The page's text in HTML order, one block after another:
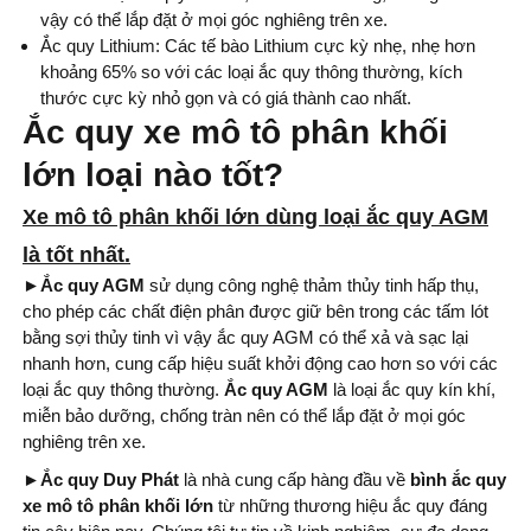
vậy có thể lắp đặt ở mọi góc nghiêng trên xe.
Ắc quy Lithium: Các tế bào Lithium cực kỳ nhẹ, nhẹ hơn
khoảng 65% so với các loại ắc quy thông thường, kích
thước cực kỳ nhỏ gọn và có giá thành cao nhất.
Ắc quy xe mô tô phân khối
lớn loại nào tốt?
Xe mô tô phân khối lớn dùng loại ắc quy AGM
là tốt nhất.
►Ắc quy AGM sử dụng công nghệ thảm thủy tinh hấp thụ,
cho phép các chất điện phân được giữ bên trong các tấm lót
bằng sợi thủy tinh vì vậy ắc quy AGM có thể xả và sạc lại
nhanh hơn, cung cấp hiệu suất khởi động cao hơn so với các
loại ắc quy thông thường. Ắc quy AGM là loại ắc quy kín khí,
miễn bảo dưỡng, chống tràn nên có thể lắp đặt ở mọi góc
nghiêng trên xe.
►Ắc quy Duy Phát là nhà cung cấp hàng đầu về bình ắc quy
xe mô tô phân khối lớn từ những thương hiệu ắc quy đáng